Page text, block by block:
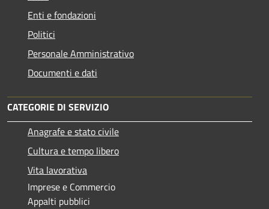
Enti e fondazioni
Politici
Personale Amministrativo
Documenti e dati
CATEGORIE DI SERVIZIO
Anagrafe e stato civile
Cultura e tempo libero
Vita lavorativa
Imprese e Commercio
Appalti pubblici